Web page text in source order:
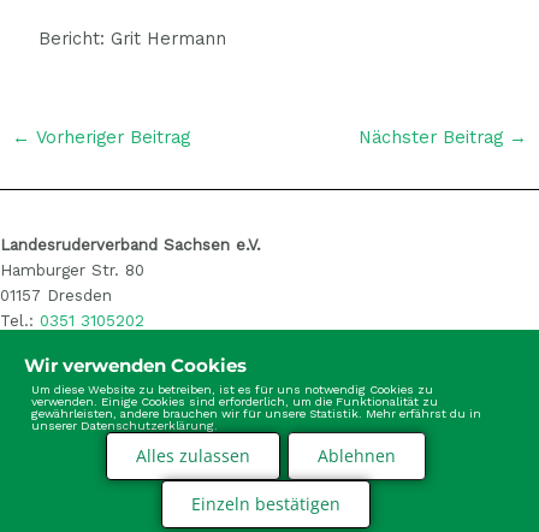
Bericht: Grit Hermann
← Vorheriger Beitrag Nächster Beitrag →
Landesruderverband Sachsen e.V.
Hamburger Str. 80
01157 Dresden
Tel.: 0351 3105202
Wir verwenden Cookies
Um diese Website zu betreiben, ist es für uns notwendig Cookies zu
verwenden. Einige Cookies sind erforderlich, um die Funktionalität zu
gewährleisten, andere brauchen wir für unsere Statistik. Mehr erfährst du in
unserer Datenschutzerklärung.
Alles zulassen Ablehnen
Einzeln bestätigen